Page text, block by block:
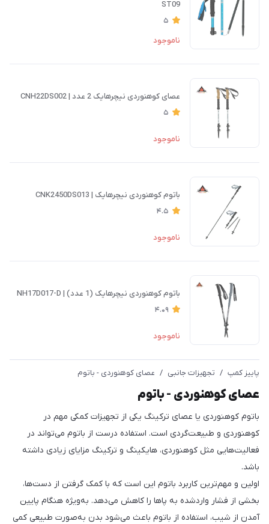
ST09
5
ناموجود
عصای کوهنوردی نیچرهایک 2 عدد | CNH22DS002
5
ناموجود
باتوم کوهنوردی نیچرهایک | CNK2450DS013
4.5
ناموجود
باتوم کوهنوردی نیچرهایک (1 عدد) | NH17D017-D
4.09
ناموجود
پاییز کمپ / تجهیزات جانبی / عصای کوهنوردی - باتوم
عصای کوهنوردی - باتوم
باتوم کوهنوردی یا عصای ترکینگ یکی از تجهیزات کمکی مهم در
کوهنوردی و طبیعت‌گردی است. استفاده درست از باتوم می‌تواند در
فعالیت‌هایی مثل کوهنوردی، هایکینگ و ترکینگ مزایای زیادی داشته
باشد.
اولین و مهم‌ترین کاربرد باتوم این است که با کمک گرفتن از دست‌ها،
بخشی از فشار واردشده به پاها را کاهش می‌دهد. به‌ویژه هنگام پایین
آمدن از شیب، استفاده از باتوم باعث می‌شود بدن به‌صورت طبیعی کمی